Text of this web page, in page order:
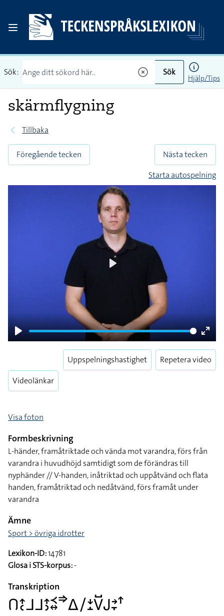
Sök: Sök
Hjälp/Tips
skärmflygning
Tillbaka
Föregående tecken
Nästa tecken
Starta autospelning
Play
Enter
Videolänkar
Uppspelningshastighet Repetera video
Visa foton
Formbeskrivning
L-händer, framåtriktade och vända mot varandra, förs från
varandra i huvudhöjd samtidigt som de förändras till
nyphänder // V-handen, inåtriktad och uppåtvänd och flata
handen, framåtriktad och nedåtvänd, förs framåt under
varandra
Ämne
Sport > övriga idrotter
Lexikon-ID:14781
Glosa i STS-korpus:-
Transkription
􌤂􌤴􌥗􌤨􌤨􌤴􌤶􌥹􌦉􌦆􌤩􌥠􌥕􌤸􌤭􌤹􌤢􌥔􌥙􌦃